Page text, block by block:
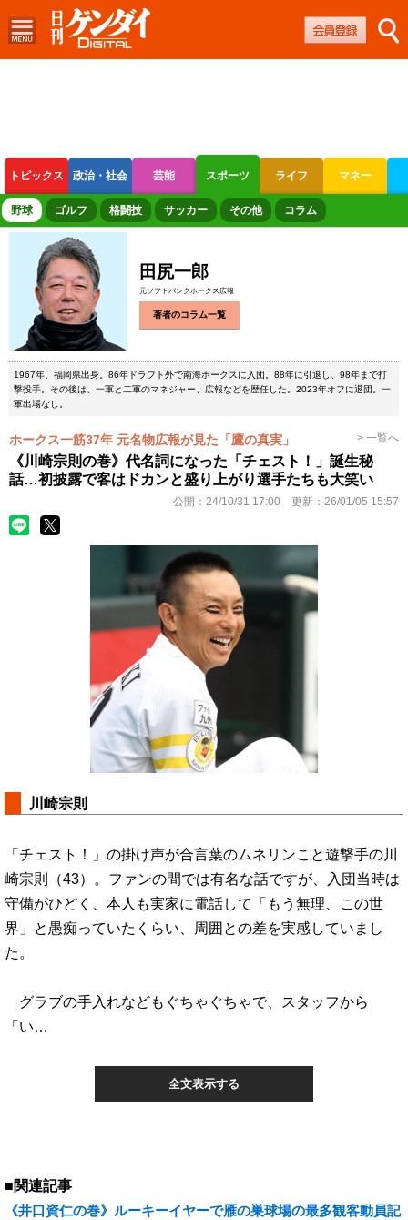
トピックス 政治・社会 芸能 スポーツ ライフ マネー
ボートレース 競輪 オートレース
野球 ゴルフ 格闘技 サッカー その他 コラム
田尻一郎
元ソフトバンクホークス広報
著者のコラム一覧
1967年、福岡県出身。86年ドラフト外で南海ホークスに入団。88年に引退し、98年まで打
撃投手。その後は、一軍と二軍のマネジャー、広報などを歴任した。2023年オフに退団。一
軍出場なし。
ホークス一筋37年 元名物広報が見た「鷹の真実」 > 一覧へ
《川崎宗則の巻》代名詞になった「チェスト！」誕生秘
話…初披露で客はドカンと盛り上がり選手たちも大笑い
公開： 24/10/31 17:00 更新： 26/01/05 15:57
川崎宗則
「チェスト！」の掛け声が合言葉のムネリンこと遊撃手の川
崎宗則（43）。ファンの間では有名な話ですが、入団当時は
守備がひどく、本人も実家に電話して「もう無理、この世
界」と愚痴っていたくらい、周囲との差を実感していまし
た。
グラブの手入れなどもぐちゃぐちゃで、スタッフから
「い…
全文表示する
■関連記事
《井口資仁の巻》ルーキーイヤーで雁の巣球場の最多観客動員記